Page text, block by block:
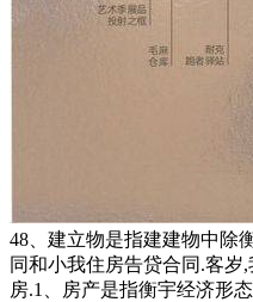
48、建立物是指建建物中除
同和小我住房告贷合同.客岁
房.1、房产是指衡宇经济形